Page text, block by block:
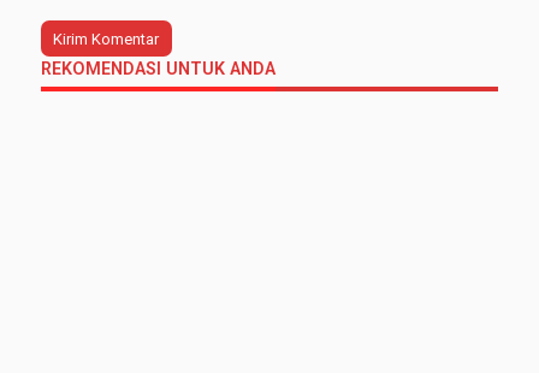
REKOMENDASI UNTUK ANDA